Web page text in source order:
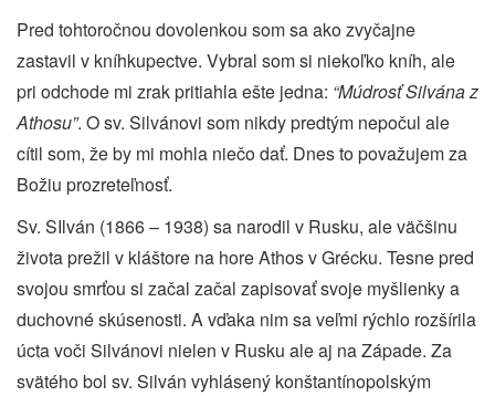
Pred tohtoročnou dovolenkou som sa ako zvyčajne
zastavil v kníhkupectve. Vybral som si niekoľko kníh, ale
pri odchode mi zrak pritiahla ešte jedna: “Múdrosť Silvána z
Athosu”. O sv. Silvánovi som nikdy predtým nepočul ale
cítil som, že by mi mohla niečo dať. Dnes to považujem za
Božiu prozreteľnosť.
Sv. SIlván (1866 – 1938) sa narodil v Rusku, ale väčšinu
života prežil v kláštore na hore Athos v Grécku. Tesne pred
svojou smrťou si začal začal zapisovať svoje myšlienky a
duchovné skúsenosti. A vďaka nim sa veľmi rýchlo rozšírila
úcta voči Silvánovi nielen v Rusku ale aj na Západe. Za
svätého bol sv. Silván vyhlásený konštantínopolským